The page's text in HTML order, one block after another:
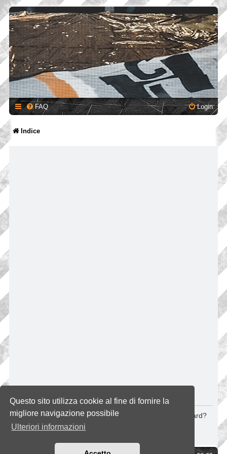
Questo sito utilizza cookie al fine di fornire la
migliore navigazione possibile
Ulteriori informazioni
FAQ Login
Indice
Sei sicuro di volere cancellare tutti i cookie di questa Board?